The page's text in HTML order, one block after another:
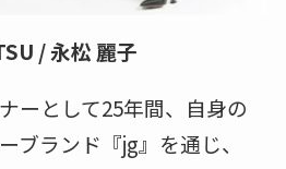
/ 永松 麗子
ーとして25年間、自身の
ブランド『jg』を通じ、